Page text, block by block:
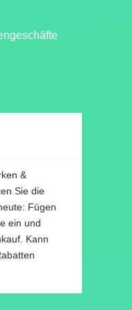
&
Sie die
Fügen
ein und
Kann